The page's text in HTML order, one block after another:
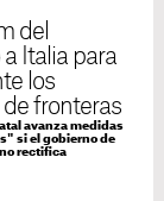
del
Italia para
los
fronteras
avanza medidas
si el gobierno de
rectifica